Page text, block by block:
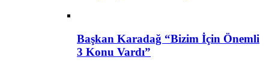
Başkan Karadağ “Bizim İçin Önemli
3 Konu Vardı”